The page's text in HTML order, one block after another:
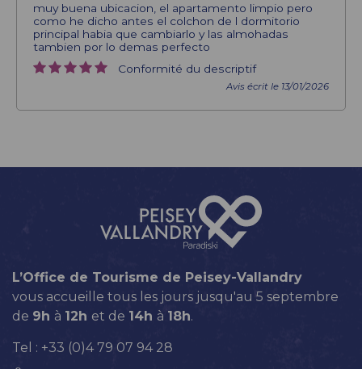
muy buena ubicacion, el apartamento limpio pero
como he dicho antes el colchon de l dormitorio
principal habia que cambiarlo y las almohadas
tambien por lo demas perfecto
Conformité du descriptif
Avis écrit le 13/01/2026
L’Office de Tourisme de Peisey-Vallandry
vous accueille tous les jours jusqu'au 5 septembre
de 9h à 12h et de 14h à 18h.
Tel : +33 (0)4 79 07 94 28